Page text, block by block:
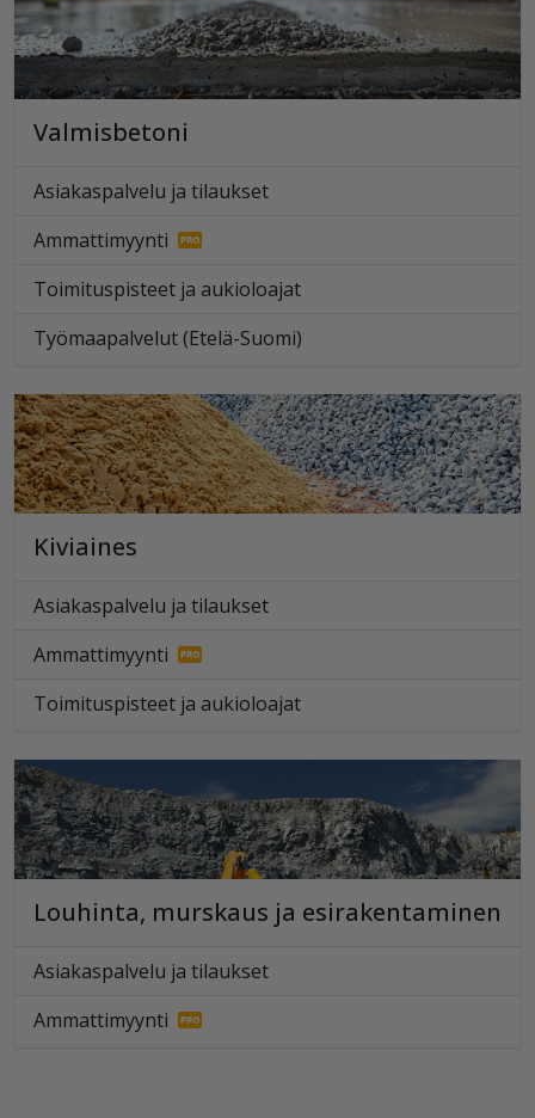
Valmisbetoni
Asiakaspalvelu ja tilaukset
Ammattimyynti
Toimituspisteet ja aukioloajat
Työmaapalvelut (Etelä-Suomi)
Kiviaines
Asiakaspalvelu ja tilaukset
Ammattimyynti
Toimituspisteet ja aukioloajat
Louhinta, murskaus ja esirakentaminen
Asiakaspalvelu ja tilaukset
Ammattimyynti